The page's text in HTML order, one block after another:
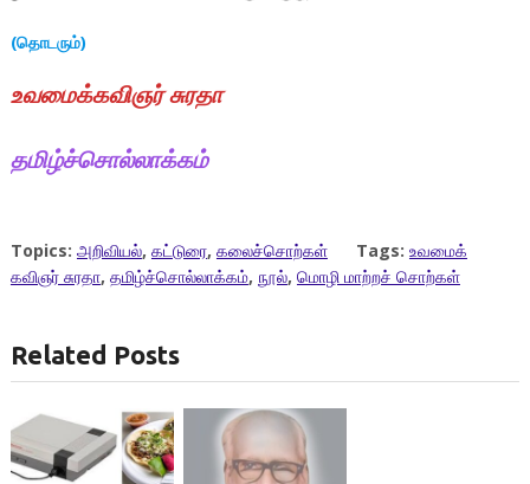
(தொடரும்)
உவமைக்கவிஞர்சுரதா
தமிழ்ச்சொல்லாக்கம்
Topics: அறிவியல், கட்டுரை, கலைச்சொற்கள் Tags: உவமைக்
கவிஞர் சுரதா, தமிழ்ச்சொல்லாக்கம், நூல், மொழி மாற்றச் சொற்கள்
Related Posts